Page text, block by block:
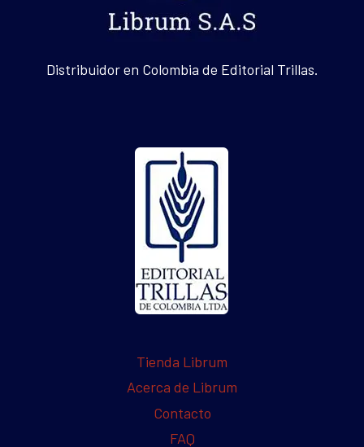
Distribuidor en Colombia de Editorial Trillas.
Tienda Librum
Acerca de Librum
Contacto
FAQ